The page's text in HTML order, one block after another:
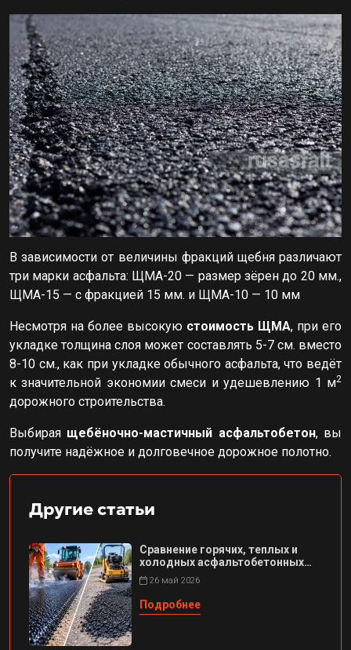
В зависимости от величины фракций щебня различают
три марки асфальта: ЩМА-20 — размер зёрен до 20 мм.,
ЩМА-15 — с фракцией 15 мм. и ЩМА-10 — 10 мм
Несмотря на более высокую стоимость ЩМА, при его
укладке толщина слоя может составлять 5-7 см. вместо
8-10 см., как при укладке обычного асфальта, что ведёт
к значительной экономии смеси и удешевлению 1 м2
дорожного строительства.
Выбирая щебёночно-мастичный асфальтобетон, вы
получите надёжное и долговечное дорожное полотно.
Другие статьи
Сравнение горячих, теплых и
холодных асфальтобетонных
смесей
26 май 2026
Подробнее